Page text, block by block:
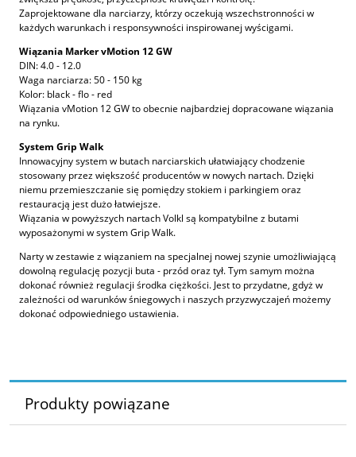
Zaprojektowane dla narciarzy, którzy oczekują wszechstronności w
każdych warunkach i responsywności inspirowanej wyścigami.
Wiązania Marker vMotion 12 GW
DIN: 4.0 - 12.0
Waga narciarza: 50 - 150 kg
Kolor: black - flo - red
Wiązania vMotion 12 GW to obecnie najbardziej dopracowane wiązania
na rynku.
System Grip Walk
Innowacyjny system w butach narciarskich ułatwiający chodzenie
stosowany przez większość producentów w nowych nartach. Dzięki
niemu przemieszczanie się pomiędzy stokiem i parkingiem oraz
restauracją jest dużo łatwiejsze.
Wiązania w powyższych nartach Volkl są kompatybilne z butami
wyposażonymi w system Grip Walk.
Narty w zestawie z wiązaniem na specjalnej nowej szynie umożliwiającą
dowolną regulację pozycji buta - przód oraz tył. Tym samym można
dokonać również regulacji środka ciężkości. Jest to przydatne, gdyż w
zależności od warunków śniegowych i naszych przyzwyczajeń możemy
dokonać odpowiedniego ustawienia.
Produkty powiązane